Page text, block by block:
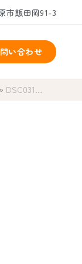
市飯田岡91-3
い合わせ
DSC031…